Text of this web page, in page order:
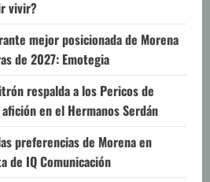
vivir?
mejor posicionada de Morena
de 2027: Emotegia
respalda a los Pericos de
en el Hermanos Serdán
preferencias de Morena en
de IQ Comunicación